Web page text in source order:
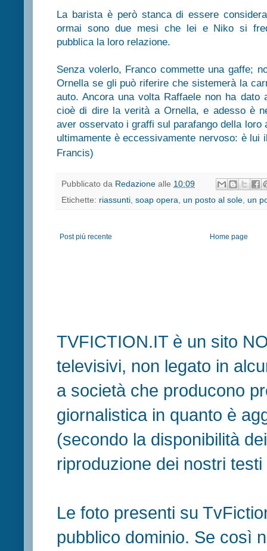
La barista è però stanca di essere
ormai sono due mesi che lei e Niko si
pubblica la loro relazione.
Senza volerlo, Franco commette una gaffe;
Ornella se gli può riferire che sistemerà la
auto. Ancora una volta Raffaele non ha
cioè di dire la verità a Ornella, e adesso è
aver osservato i graffi sul parafango della loro
ultimamente è eccessivamente nervoso: è lui
Francis)
Pubblicato da Redazione alle 10:09
Etichette: riassunti soap opera un posto al sole un
Post più recente Home page
TVFICTION.IT è un sito
televisivi, non legato in
a società che producono
giornalistica in quanto è
(secondo la disponibilità
riproduzione dei nostri
Le foto presenti su
pubblico dominio. Se così